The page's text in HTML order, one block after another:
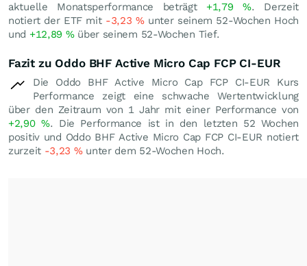
aktuelle Monatsperformance beträgt +1,79%. Derzeit
notiert der ETF mit -3,23 %unter seinem 52-Wochen Hoch
und +12,89 %über seinem 52-Wochen Tief.
Fazit zu Oddo BHF Active Micro Cap FCP CI-EUR
Die Oddo BHF Active Micro Cap FCP CI-EUR Kurs
Performance zeigt eine schwache Wertentwicklung
über den Zeitraum von 1 Jahr mit einer Performance von
+2,90 %. Die Performance ist in den letzten 52 Wochen
positiv und Oddo BHF Active Micro Cap FCP CI-EUR notiert
zurzeit -3,23 %unter dem 52-Wochen Hoch.